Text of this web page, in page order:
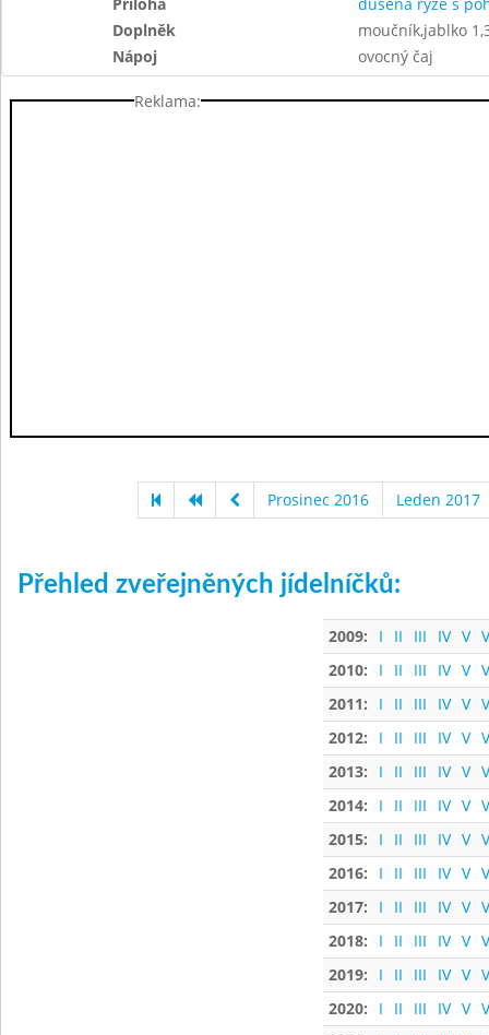
Doplněk
moučník,jablko
Nápoj
ovocný čaj
Reklama:
Prosinec 2016 Leden 2017
Přehled zveřejněných jídelníčků:
2009: I II III IV V
2010:
I II III IV V
2011:
I II III IV V
2012:
I II III IV V
2013:
I II III IV V
2014:
I II III IV V
2015:
I II III IV V
2016:
I II III IV V
2017:
I II III IV V
2018:
I II III IV V
2019:
I II III IV V
2020:
I II III IV V